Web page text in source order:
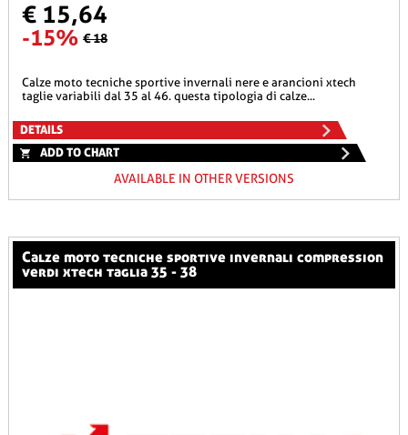
€ 15,64
-15% € 18
calze moto tecniche sportive invernali nere e arancioni xtech
taglie variabili dal 35 al 46. questa tipologia di calze...
DETAILS
ADD TO CHART
AVAILABLE IN OTHER VERSIONS
calze moto tecniche sportive invernali compression
verdi xtech taglia 35 - 38